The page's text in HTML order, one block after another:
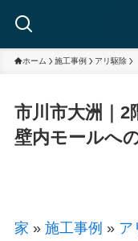
ホーム 施工事例 アリ駆除
市川市大洲｜2
壁内モールへ
家 » 施工事例 » ア